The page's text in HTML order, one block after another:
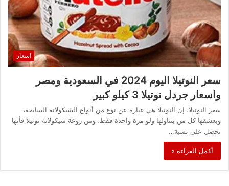
اسعار
سعر النوتيلا اليوم 2024 في السعودية ومصر
واسعار جردل نوتيلا 3 كيلو كبير
سعر النوتيلا، إن النوتيلا هي عبارة عن نوع من أنواع الشيكولاتة السايحة،
ويعشقها كل من يتناولها ولو مرة واحدة فقط، ومن روعة شيكولاتة نوتيلا فأنها
تحصل علي نسبة…
أكمل القراءة »